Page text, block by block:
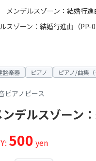
メンデルスゾーン：結婚行進
スゾーン：結婚行進曲（PP-
盤楽器 ピアノ ピアノ/曲集（
ピアノピース
ンデルスゾーン
500 yen